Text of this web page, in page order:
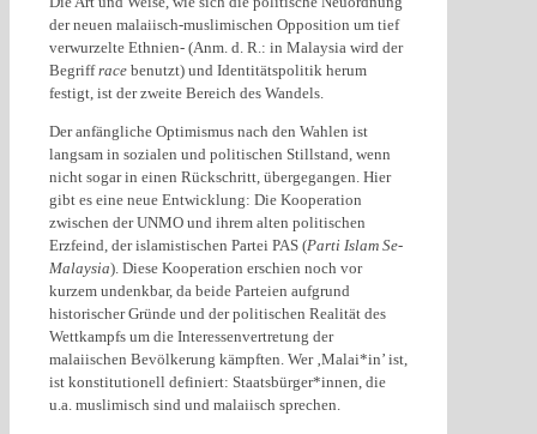
der neuen malaiisch-muslimischen Opposition um tief
verwurzelte Ethnien- (Anm. d. R.: in Malaysia wird der
Begriffrace benutzt) und Identitätspolitik herum
festigt, ist der zweite Bereich des Wandels.
Der anfängliche Optimismus nach den Wahlen ist
langsam in sozialen und politischen Stillstand, wenn
nicht sogar in einen Rückschritt, übergegangen. Hier
gibt es eine neue Entwicklung: Die Kooperation
zwischen der UNMO und ihrem alten politischen
Erzfeind, der islamistischen Partei PAS (Parti Islam Se-
Malaysia). Diese Kooperation erschien noch vor
kurzem undenkbar, da beide Parteien aufgrund
historischer Gründe und der politischen Realität des
Wettkampfs um die Interessenvertretung der
malaiischen Bevölkerung kämpften. Wer ‚Malai*in’ ist,
ist konstitutionell definiert: Staatsbürger*innen, die
u.a. muslimisch sind und malaiisch sprechen.